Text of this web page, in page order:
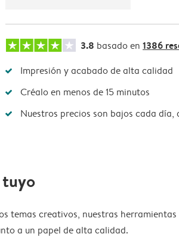
3.8 basado en 1386
Impresión y acabado de alta calidad
Créalo en menos de 15 minutos
Nuestros precios son bajos cada día,
temas creativos, nuestras herramientas
a un papel de alta calidad.